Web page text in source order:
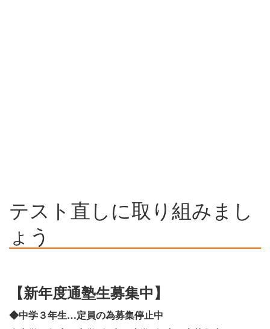
テスト直しに取り組みまし
ょう
【新年度通塾生募集中】
◆中学３年生…定員の為募集停止中